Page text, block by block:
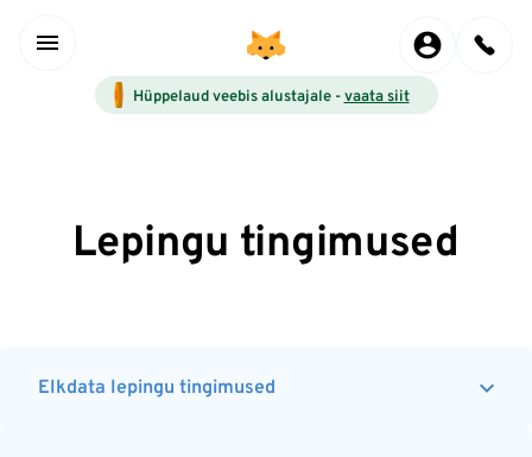
Hüppelaud veebis alustajale -vaata siit
Lepingu tingimused
Elkdata lepingu tingimused